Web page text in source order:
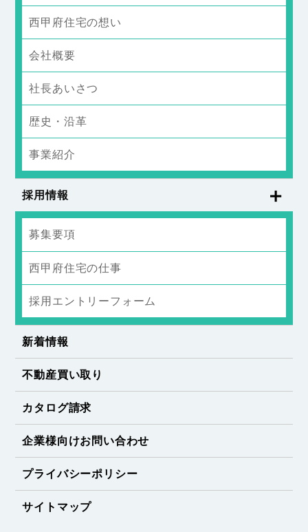
西甲府住宅の想い
会社概要
社長あいさつ
歴史・沿革
事業紹介
採用情報
募集要項
西甲府住宅の仕事
採用エントリーフォーム
新着情報
不動産買い取り
カタログ請求
企業様向けお問い合わせ
プライバシーポリシー
サイトマップ